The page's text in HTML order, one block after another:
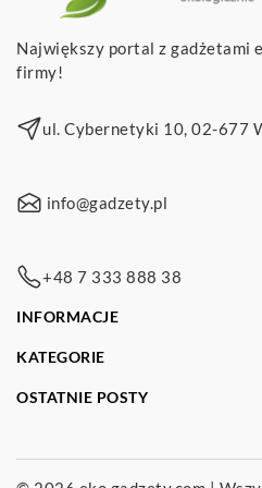
Największy portal z gadżetami
firmy!
ul. Cybernetyki 10, 02-677
info@gadzety.pl
+48 7 333 888 38
INFORMACJE
KATEGORIE
OSTATNIE POSTY